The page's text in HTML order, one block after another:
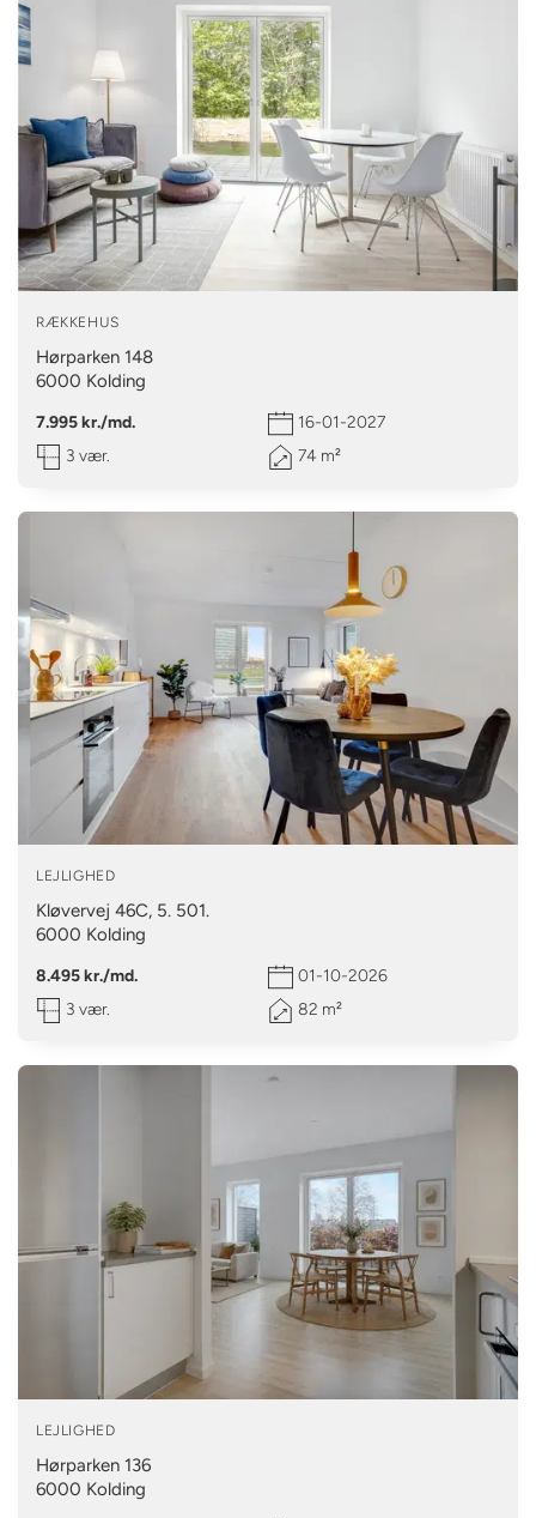
RÆKKEHUS
Hørparken 148
6000 Kolding
7.995 kr./md.
16-01-2027
3 vær.
74 m²
LEJLIGHED
Kløvervej 46C, 5. 501.
6000 Kolding
8.495 kr./md.
01-10-2026
3 vær.
82 m²
LEJLIGHED
Hørparken 136
6000 Kolding